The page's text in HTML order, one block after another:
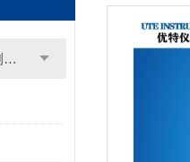
热变形维卡软化点温度测定仪